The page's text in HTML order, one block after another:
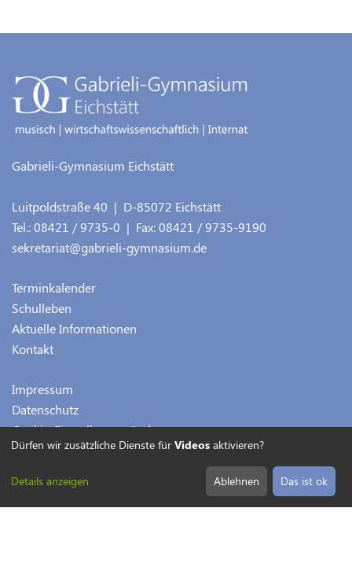
Gabrieli-Gymnasium Eichstätt
Luitpoldstraße 40 | D-85072 Eichstätt
Tel.:08421 / 9735-0 | Fax:08421 / 9735-9190
sekretariat@gabrieli-gymnasium.de
Terminkalender
Schulleben
Aktuelle Informationen
Kontakt
Impressum
Datenschutz
Cookie-Einstellungen ändern
Dürfen wir zusätzliche Dienste für Videos aktivieren?
Details anzeigen Ablehnen Das ist ok